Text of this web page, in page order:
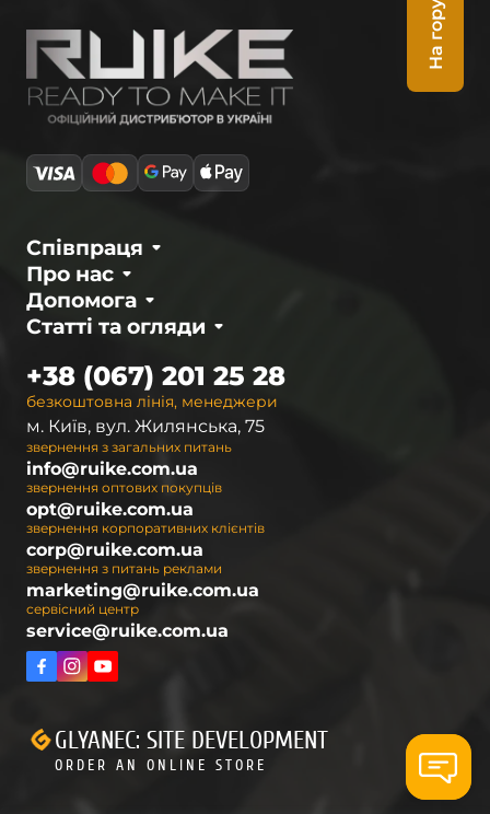
На гору
Про нас
Співпраця
Статті та огляди
Допомога
безкоштовна лінія, менеджери
+38 (067) 201 25 28
м. Київ, вул. Жилянська, 75
звернення з загальних питань
info@ruike.com.ua
звернення оптових покупців
opt@ruike.com.ua
звернення корпоративних клієнтів
corp@ruike.com.ua
звернення з питань реклами
marketing@ruike.com.ua
сервісний центр
service@ruike.com.ua
GLYANEC: SITE DEVELOPMENT
ORDER AN ONLINE STORE